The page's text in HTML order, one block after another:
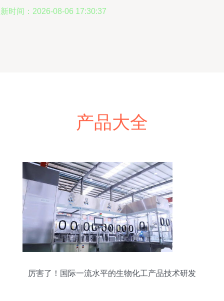
时间：2026-08-06 17:30:37
产品大全
厉害了！国际一流水平的生物化工产品技术研发